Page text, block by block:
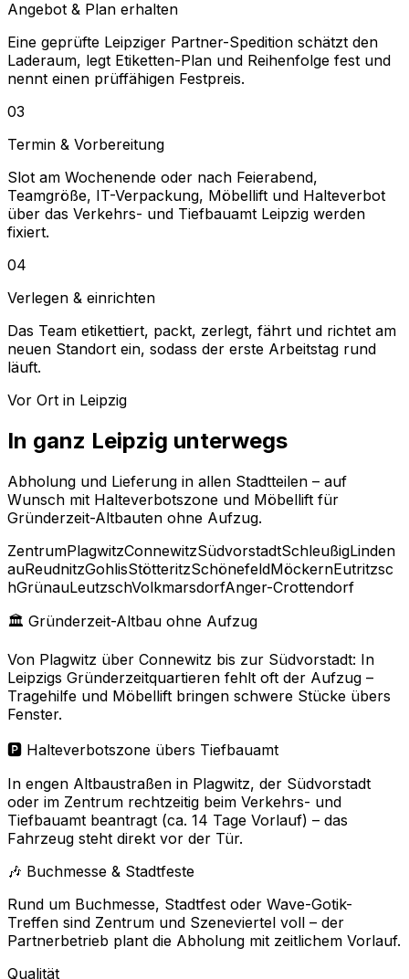
Angebot & Plan erhalten
Eine geprüfte Leipziger Partner-Spedition schätzt den
Laderaum, legt Etiketten-Plan und Reihenfolge fest und
nennt einen prüffähigen Festpreis.
03
Termin & Vorbereitung
Slot am Wochenende oder nach Feierabend,
Teamgröße, IT-Verpackung, Möbellift und Halteverbot
über das Verkehrs- und Tiefbauamt Leipzig werden
fixiert.
04
Verlegen & einrichten
Das Team etikettiert, packt, zerlegt, fährt und richtet am
neuen Standort ein, sodass der erste Arbeitstag rund
läuft.
Vor Ort in Leipzig
In ganz Leipzig unterwegs
Abholung und Lieferung in allen Stadtteilen – auf
Wunsch mit Halteverbotszone und Möbellift für
Gründerzeit-Altbauten ohne Aufzug.
ZentrumPlagwitzConnewitzSüdvorstadtSchleußigLinden
auReudnitzGohlisStötteritzSchönefeldMöckernEutritzsc
hGrünauLeutzschVolkmarsdorfAnger-Crottendorf
🏛️ Gründerzeit-Altbau ohne Aufzug
Von Plagwitz über Connewitz bis zur Südvorstadt: In
Leipzigs Gründerzeitquartieren fehlt oft der Aufzug –
Tragehilfe und Möbellift bringen schwere Stücke übers
Fenster.
🅿️ Halteverbotszone übers Tiefbauamt
In engen Altbaustraßen in Plagwitz, der Südvorstadt
oder im Zentrum rechtzeitig beim Verkehrs- und
Tiefbauamt beantragt (ca. 14 Tage Vorlauf) – das
Fahrzeug steht direkt vor der Tür.
🎶 Buchmesse & Stadtfeste
Rund um Buchmesse, Stadtfest oder Wave-Gotik-
Treffen sind Zentrum und Szeneviertel voll – der
Partnerbetrieb plant die Abholung mit zeitlichem Vorlauf.
Qualität